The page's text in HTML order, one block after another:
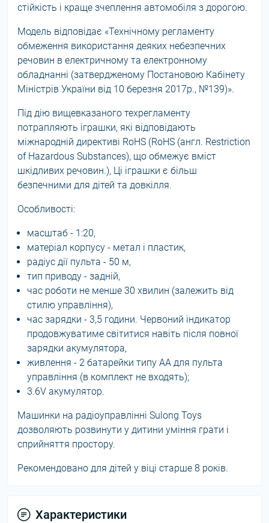
стійкість і краще зчеплення автомобіля з дорогою.
Модель відповідає «Технічному регламенту
обмеження використання деяких небезпечних
речовин в електричному та електронному
обладнанні (затвердженому Постановою Кабінету
Міністрів України від 10 березня 2017р., №139)».
Під дію вищевказаного техрегламенту
потрапляють іграшки, які відповідають
міжнародній директиві RoHS (RoHS (англ. Restriction
of Hazardous Substances), що обмежує вміст
шкідливих речовин.), Ці іграшки є більш
безпечними для дітей та довкілля.
Особливості:
масштаб - 1:20,
матеріал корпусу - метал і пластик,
радіус дії пульта - 50 м,
тип приводу - задній,
час роботи не менше 30 хвилин (залежить від
стилю управління),
час зарядки - 3,5 години. Червоний індикатор
продовжуватиме світитися навіть після повної
зарядки акумулятора,
живлення - 2 батарейки типу АА для пульта
управління (в комплект не входять);
3.6V акумулятор.
Машинки на радіоуправлінні Sulong Toys
дозволяють розвинути у дитини уміння грати і
сприйняття простору.
Рекомендовано для дітей у віці старше 8 років.
Характеристики